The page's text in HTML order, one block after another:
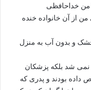
من خداحافظی
من از آن خانواده خنده
خشک و بدون آب به منزل
شد بلکه پزشکان
داده بودند و پدری که